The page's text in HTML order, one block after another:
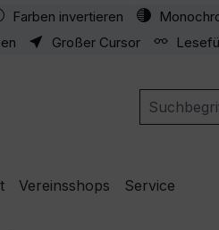
Farben invertieren
Großer Cursor
Vereinsshops Service